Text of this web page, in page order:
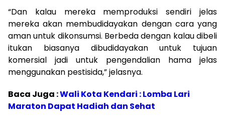
“Dan kalau mereka memproduksi sendiri jelas
mereka akan membudidayakan dengan cara yang
aman untuk dikonsumsi. Berbeda dengan kalau dibeli
itukan biasanya dibudidayakan untuk tujuan
komersial jadi untuk pengendalian hama jelas
menggunakan pestisida,” jelasnya.
Baca Juga :Wali Kota Kendari : Lomba Lari
Maraton Dapat Hadiah dan Sehat